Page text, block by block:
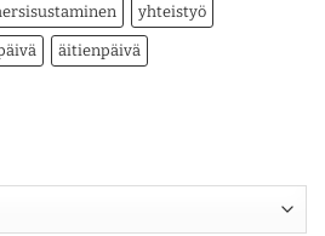
yhteistyö
äitienpäivä